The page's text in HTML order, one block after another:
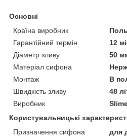
Основні
Країна виробник
Гарантійний термін
12
Діаметр зливу
50
Матеріал сифона
Монтаж
В
Швидкість зливу
48
Виробник
Користувальницькі
Призначення сифона
для